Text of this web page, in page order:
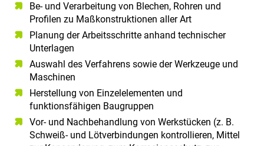
Be- und Verarbeitung von Blechen, Rohren und
Profilen zu Maßkonstruktionen aller Art
Planung der Arbeitsschritte anhand technischer
Unterlagen
Auswahl des Verfahrens sowie der Werkzeuge und
Maschinen
Herstellung von Einzelelementen und
funktionsfähigen Baugruppen
Vor- und Nachbehandlung von Werkstücken (z. B.
Schweiß- und Lötverbindungen kontrollieren, Mittel